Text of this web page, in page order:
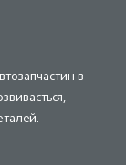
в